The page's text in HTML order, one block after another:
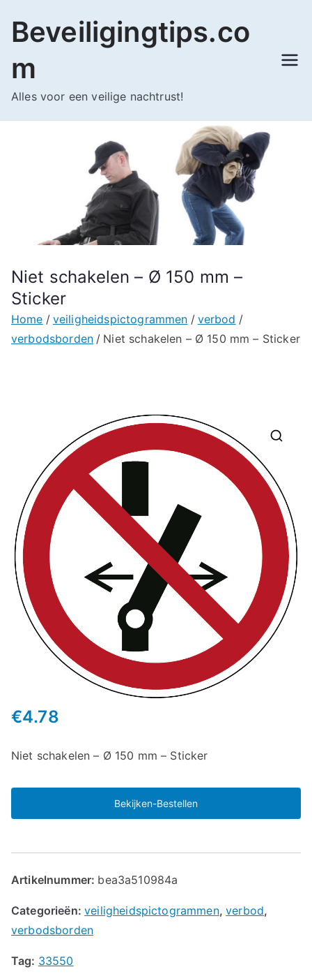
naar
inhoud
Beveiligingtips.co
m
Alles voor een veilige nachtrust!
Niet schakelen – Ø 150 mm –
Sticker
Home veiligheidspictogrammen
verbod
verbodsborden
Niet schakelen – Ø 150 mm – Sticker
€4.78
Niet schakelen – Ø 150 mm – Sticker
Bekijken-Bestellen
Artikelnummer: bea3a510984a
Categorieën:veiligheidspictogrammen,verbod,
verbodsborden
Tag: 33550